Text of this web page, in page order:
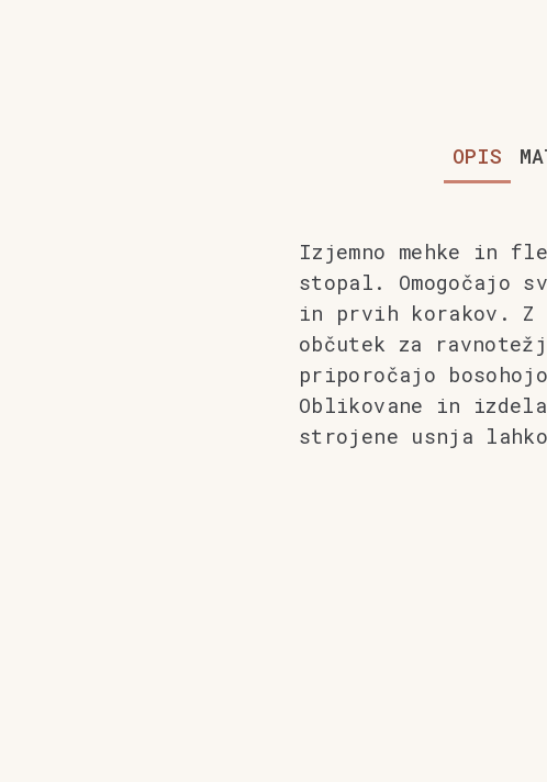
OPIS
Izjemno mehke in
stopal. Omogočajo
in prvih korakov. Z
občutek za
priporočajo
Oblikovane in
strojene usnja